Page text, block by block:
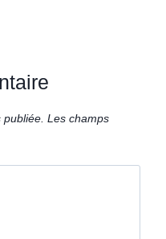
publiée. Les champs